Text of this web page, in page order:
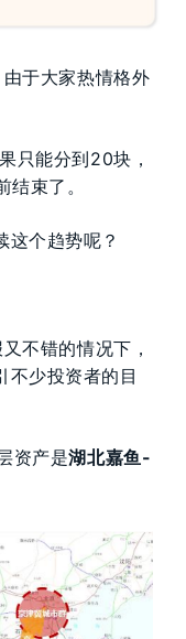
于大家热情格外
只能分到20块，
束了。
这个趋势呢？
不错的情况下，
不少投资者的目
资产是湖北嘉鱼-